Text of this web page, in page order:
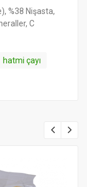
%38 Nişasta,
C
hatmi çayı